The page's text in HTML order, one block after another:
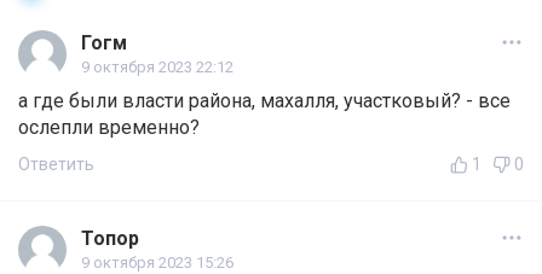
Гогм
9 октября 2023 22:12
а где были власти района, махалля, участковый? - все
ослепли временно?
Ответить 1 0
Топор
9 октября 2023 15:26